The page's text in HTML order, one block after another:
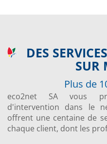
DES
SUR
Plus de
eco2net SA vous
d'intervention dans le
offrent une centaine de
chaque client, dont les